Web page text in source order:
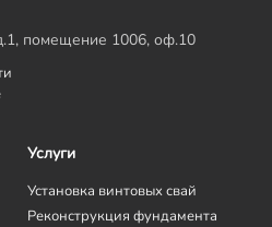
помещение 1006, оф.10
Услуги
Установка винтовых свай
Реконструкция фундамента